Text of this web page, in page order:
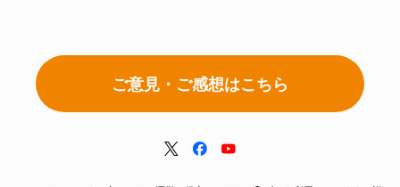
ご意見・ご感想はこちら